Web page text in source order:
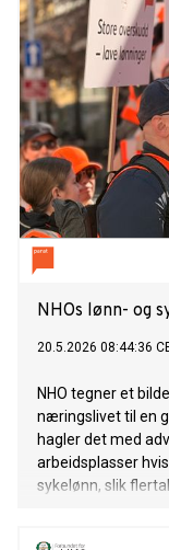
NHOs lønn- og
20.5.2026 08:44:36
NHO tegner et
næringslivet til en
hagler det med
arbeidsplasser
sykelønn, slik